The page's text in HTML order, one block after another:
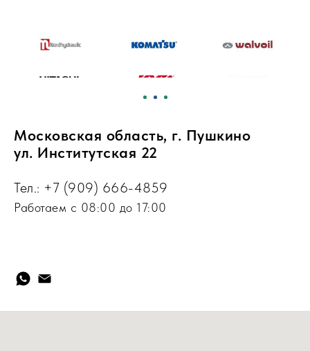
Московская область, г. Пушкино
ул. Институтская 22
Тел.: +7 (909) 666-4859
Работаем с 08:00 до 17:00